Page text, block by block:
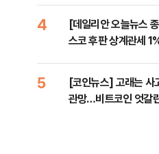
4
[데일리안 오늘뉴스
스코 후판 상계관세
5
[코인뉴스] 고래는 사
관망…비트코인 엇갈